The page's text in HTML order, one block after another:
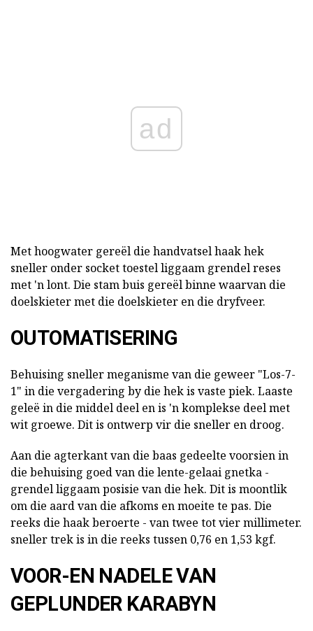
ad
Met hoogwater gereël die handvatsel haak hek
sneller onder socket toestel liggaam grendel reses
met 'n lont. Die stam buis gereël binne waarvan die
doelskieter met die doelskieter en die dryfveer.
OUTOMATISERING
Behuising sneller meganisme van die geweer "Los-7-
1" in die vergadering by die hek is vaste piek. Laaste
geleë in die middel deel en is 'n komplekse deel met
wit groewe. Dit is ontwerp vir die sneller en droog.
Aan die agterkant van die baas gedeelte voorsien in
die behuising goed van die lente-gelaai gnetka -
grendel liggaam posisie van die hek. Dit is moontlik
om die aard van die afkoms en moeite te pas. Die
reeks die haak beroerte - van twee tot vier millimeter.
sneller trek is in die reeks tussen 0,76 en 1,53 kgf.
VOOR-EN NADELE VAN
GEPLUNDER KARABYN